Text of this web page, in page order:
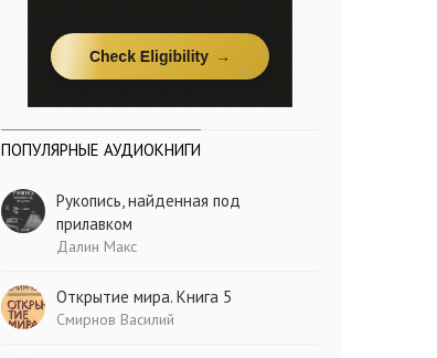
ПОПУЛЯРНЫЕ АУДИОКНИГИ
Рукопись, найденная под
прилавком
Далин Макс
Открытие мира. Книга 5
Смирнов Василий